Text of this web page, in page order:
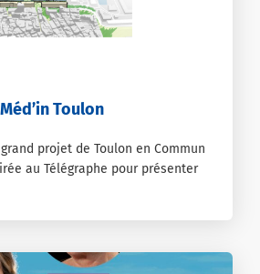
Toulon
projet de Toulon en Commun
au Télégraphe pour présenter